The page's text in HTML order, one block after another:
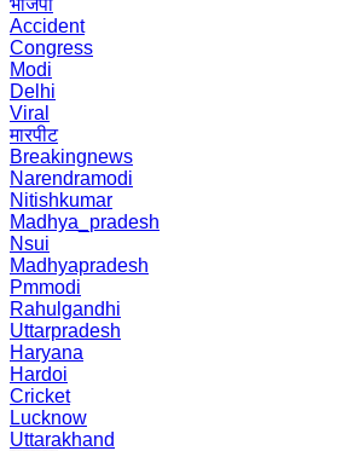
भाजपा
Accident
Congress
Modi
Delhi
Viral
मारपीट
Breakingnews
Narendramodi
Nitishkumar
Madhya_pradesh
Nsui
Madhyapradesh
Pmmodi
Rahulgandhi
Uttarpradesh
Haryana
Hardoi
Cricket
Lucknow
Uttarakhand